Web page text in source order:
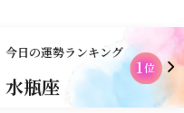
今日の運勢ランキング
水瓶座
乙女座
1
2位